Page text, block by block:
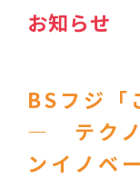
お知らせ
BSフジ「
― テクノ
ンイノベ